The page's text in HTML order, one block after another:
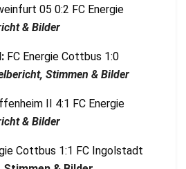
05 0:2 FC Energie
& Bilder
FC Energie Cottbus 1:0
Stimmen & Bilder
II 4:1 FC Energie
& Bilder
Cottbus 1:1 FC Ingolstadt